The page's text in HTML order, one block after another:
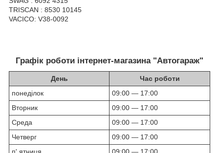
TRISCAN : 8530 10145
VACICO: V38-0092
Графік роботи інтернет-магазина "Автогараж"
День
Час роботи
понеділок
09:00 — 17:00
Вторник
09:00 — 17:00
Среда
09:00 — 17:00
Четверг
09:00 — 17:00
п' ятниця
09:00 — 17:00